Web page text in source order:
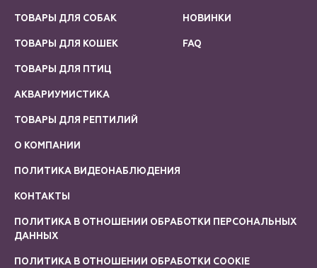
ТОВАРЫ ДЛЯ СОБАК
ТОВАРЫ ДЛЯ КОШЕК
ТОВАРЫ ДЛЯ ПТИЦ
АКВАРИУМИСТИКА
ТОВАРЫ ДЛЯ РЕПТИЛИЙ
НОВИНКИ
FAQ
О КОМПАНИИ
ПОЛИТИКА ВИДЕОНАБЛЮДЕНИЯ
КОНТАКТЫ
ПОЛИТИКА В ОТНОШЕНИИ ОБРАБОТКИ ПЕРСОНАЛЬНЫХ
ДАННЫХ
ПОЛИТИКА В ОТНОШЕНИИ ОБРАБОТКИ COOKIE